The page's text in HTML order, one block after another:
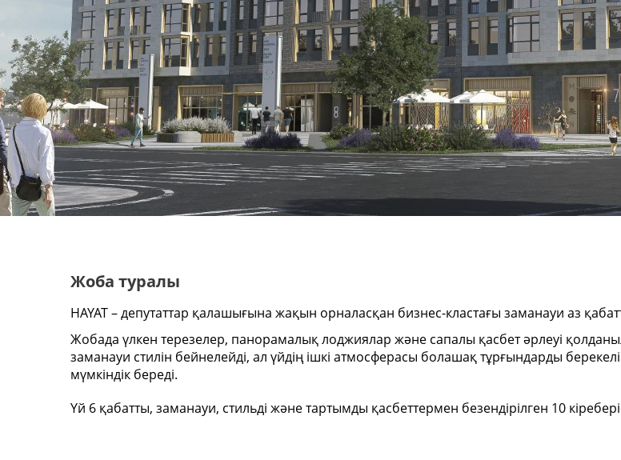
Жоба туралы
HAYAT – депутаттар қалашығына жақын орналасқан бизнес-кластағы заманауи аз
Жобада үлкен терезелер, панорамалық лоджиялар және сапалы қасбет әрлеуі
заманауи стилін бейнелейді, ал үйдің ішкі атмосферасы болашақ тұрғындарды
мүмкіндік береді.
Үй 6 қабатты, заманауи, стильді және тартымды қасбеттермен безендірілген 10